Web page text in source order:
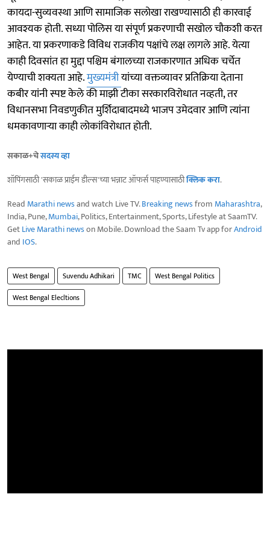
कायदा-सुव्यवस्था आणि सामाजिक सलोखा राखण्यासाठी ही कारवाई
आवश्यक होती. सध्या पोलिस या संपूर्ण प्रकरणाची सखोल चौकशी करत
आहेत. या प्रकरणाकडे विविध राजकीय पक्षांचे लक्ष लागले आहे. येत्या
काही दिवसांत हा मुद्दा पश्चिम बंगालच्या राजकारणात अधिक चर्चेत
येण्याची शक्यता आहे.मुख्यमंत्रीयांच्या वक्तव्यावर प्रतिक्रिया देताना
कबीर यांनी स्पष्ट केले की माझी टीका सरकारविरोधात नव्हती, तर
विधानसभा निवडणुकीत मुर्शिदाबादमध्ये भाजप उमेदवार आणि त्यांना
धमकावणाऱ्या काही लोकांविरोधात होती.
सकाळ+चेसदस्य व्हा
शॉपिंगसाठी 'सकाळ प्राईम डील्स'च्या भन्नाट ऑफर्स पाहण्यासाठीक्लिक करा.
Read Marathi newsand watch Live TV.Breaking newsfrom Maharashtra,
India, Pune,Mumbai, Politics, Entertainment, Sports, Lifestyle at SaamTV.
GetLive Marathi newson Mobile. Download the Saam Tv app forAndroid
and IOS.
West Bengal Suvendu Adhikari TMC
West Bengal Politics
West Bengal Elecltions